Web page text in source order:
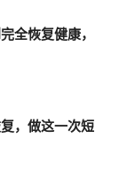
全恢复健康，
，做这一次短